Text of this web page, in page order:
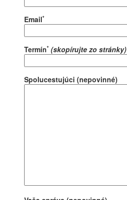
Email*
Termín* (skopírujte zo stránky)
Spolucestujúci (nepovinné)